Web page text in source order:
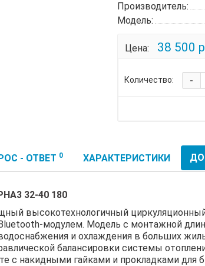
Производитель:
Модель:
Цена: 38 500
Количество: -
- ОТВЕТ 0 ХАРАКТЕРИСТИКИ
32-40 180
высокотехнологичный
модулем. Модель с монтажной
и охлаждения в больших
балансировки системы
с накидными гайками и прокладками для